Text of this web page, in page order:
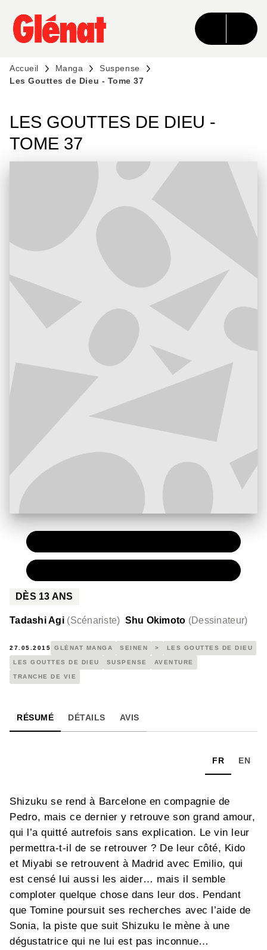
MENU RECHERCHE CONTENU
PIED DE PAGE
Accueil Manga
Suspense
Les Gouttes de Dieu - Tome 37
LES GOUTTES DE DIEU -
TOME 37
DÈS 13 ANS
Tadashi Agi (Scénariste) Shu Okimoto (Dessinateur)
27.05.2015 GLÉNAT MANGA SEINEN > LES GOUTTES DE DIEU
LES GOUTTES DE DIEU SUSPENSE AVENTURE
TRANCHE DE VIE
RÉSUMÉ DÉTAILS AVIS
FR EN
Shizuku se rend à Barcelone en compagnie de
Pedro, mais ce dernier y retrouve son grand amour,
qui l’a quitté autrefois sans explication. Le vin leur
permettra-t-il de se retrouver ? De leur côté, Kido
et Miyabi se retrouvent à Madrid avec Emilio, qui
est censé lui aussi les aider… mais il semble
comploter quelque chose dans leur dos. Pendant
que Tomine poursuit ses recherches avec l’aide de
Sonia, la piste que suit Shizuku le mène à une
dégustatrice qui ne lui est pas inconnue…